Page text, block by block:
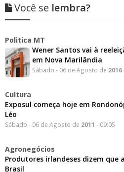
Você se lembra?
Politica MT
​Wener Santos vai à
em Nova Marilândia
Sábado - 06 de Agosto de 2016
Cultura
Exposul começa hoje em
Léo
Sábado - 06 de Agosto de 2011 - 09:05
Agronegócios
Produtores irlandeses dizem que
Brasil